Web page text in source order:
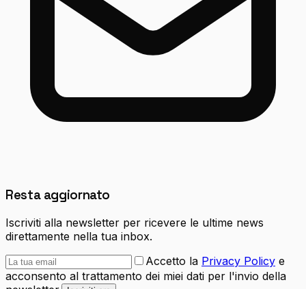
Resta aggiornato
Iscriviti alla newsletter per ricevere le ultime news
direttamente nella tua inbox.
Accetto la Privacy Policy e
acconsento al trattamento dei miei dati per l'invio della